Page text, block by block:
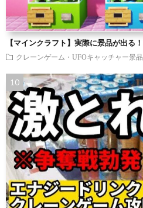
【マインクラフト】実際に景品が出る
クレーンゲーム・UFOキャッチャー景品